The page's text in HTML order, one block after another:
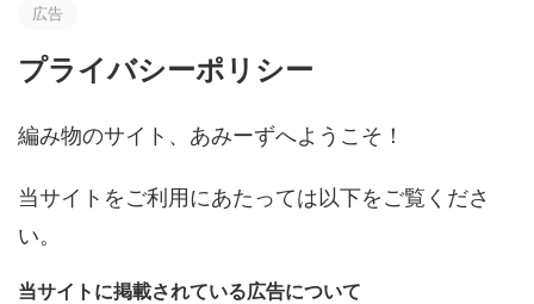
広告
プライバシーポリシー
編み物のサイト、あみーずへようこそ！
当サイトをご利用にあたっては以下をご覧くださ
い。
当サイトに掲載されている広告について